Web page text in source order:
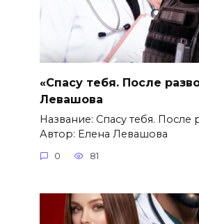
«Спасу тебя. После
Левашова
Название: Спасу тебя. После
Автор: Елена Левашова
0 81